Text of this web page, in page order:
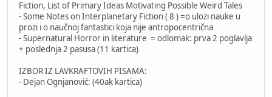
Fiction, List of Primary Ideas Motivating Possible Weird Tales
- Some Notes on Interplanetary Fiction ( 8 ) =o ulozi nauke u
prozi i o naučnoj fantastici koja nije antropocentrična
- Supernatural Horror in literature = odlomak: prva 2 poglavlja
+ poslednja 2 pasusa (11 kartica)
IZBOR IZ LAVKRAFTOVIH PISAMA:
- Dejan Ognjanović: (40ak kartica)